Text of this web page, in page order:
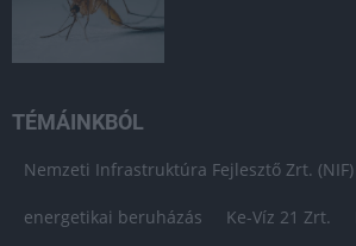
TÉMÁINKBÓL
Nemzeti Infrastruktúra Fejlesztő Zrt. (NIF)
energetikai beruházás Ke-Víz 21 Zrt.